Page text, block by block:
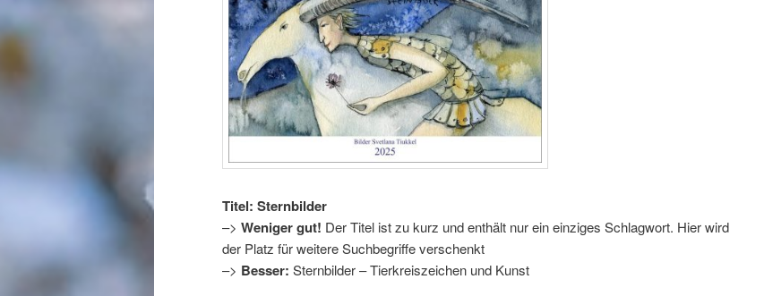
Titel: Sternbilder
–> Weniger gut! Der Titel ist zu kurz und enthält nur ein einziges Schlagwort. Hier wird
der Platz für weitere Suchbegriffe verschenkt
–> Besser: Sternbilder – Tierkreiszeichen und Kunst